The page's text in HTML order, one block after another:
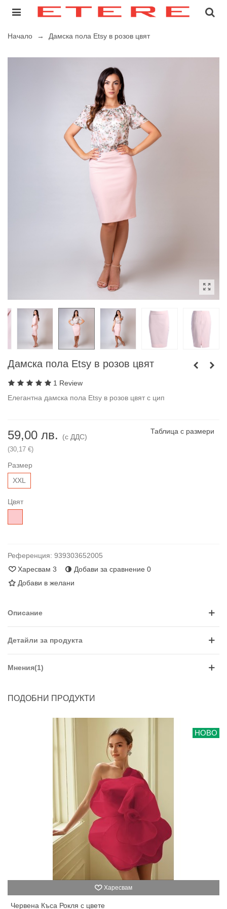
Начало → Дамска пола Etsy в розов цвят
Дамска пола Etsy в розов цвят
1 Review
Елегантна дамска пола Etsy в розов цвят с цип
59,00 лв. (с ДДС)
(30,17 €)
Таблица с размери
Размер
XXL
Цвят
Референция: 939303652005
Харесвам 3 Добави за сравнение 0
Добави в желани
Описание
Детайли за продукта
Мнения(1)
ПОДОБНИ ПРОДУКТИ
НОВО
Харесвам
Червена Къса Рокля с цвете